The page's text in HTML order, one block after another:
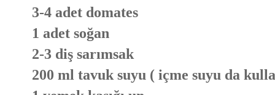
3-4 adet domates
1 adet soğan
2-3 diş sarımsak
200 ml tavuk suyu ( içme suyu da